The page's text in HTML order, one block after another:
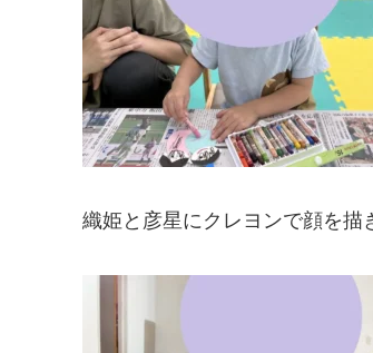
織姫と彦星にクレヨンで顔を